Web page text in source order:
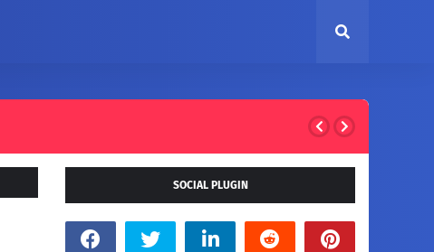
SOCIAL PLUGIN